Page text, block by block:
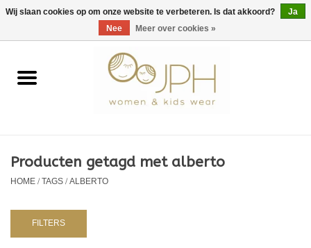
EUR/GBP/USD 0 Artikelen - €0,00
Home
Kids
Producten getagd met alberto
HOME/TAGS/ALBERTO
FILTERS
Wij slaan cookies op om onze website te verbeteren. Is dat akkoord?
Ja
Nee
Meer over cookies »